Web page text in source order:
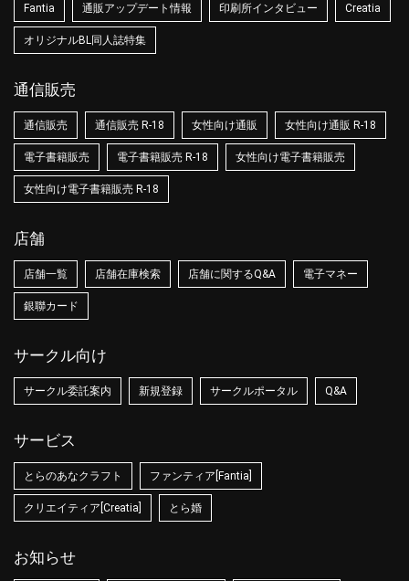
Fantia 通販アップデート情報 印刷所インタビュー Creatia
オリジナルBL同人誌特集
通信販売
通信販売 通信販売 R-18 女性向け通販 女性向け通販 R-18
電子書籍販売 電子書籍販売 R-18 女性向け電子書籍販売
女性向け電子書籍販売 R-18
店舗
店舗一覧 店舗在庫検索 店舗に関するQ&A 電子マネー
銀聯カード
サークル向け
サークル委託案内 新規登録 サークルポータル Q&A
サービス
とらのあなクラフト ファンティア[Fantia]
クリエイティア[Creatia] とら婚
お知らせ